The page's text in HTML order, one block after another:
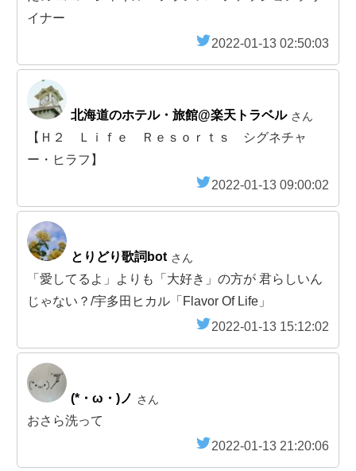
イナー
2022-01-13 02:50:03
北海道のホテル・旅館@楽天トラベル さん
【Ｈ２ Ｌｉｆｅ Ｒｅｓｏｒｔｓ シグネチャ
ー・ヒラフ】
2022-01-13 09:00:02
とりどり歌詞bot さん
「愛してるよ」よりも「大好き」の方が 君らしいん
じゃない？/宇多田ヒカル「Flavor Of Life」
2022-01-13 15:12:02
(*・ω・)ノ さん
おさら洗って
2022-01-13 21:20:06